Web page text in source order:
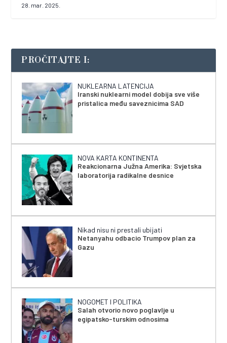
28. mar. 2025.
PROČITAJTE I:
NUKLEARNA LATENCIJA
Iranski nuklearni model dobija sve više
pristalica među saveznicima SAD
NOVA KARTA KONTINENTA
Reakcionarna Južna Amerika: Svjetska
laboratorija radikalne desnice
Nikad nisu ni prestali ubijati
Netanyahu odbacio Trumpov plan za
Gazu
NOGOMET I POLITIKA
Salah otvorio novo poglavlje u
egipatsko-turskim odnosima